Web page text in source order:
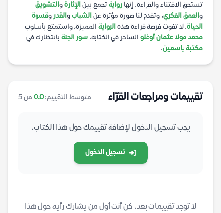
تستحق الاقتناء والقراءة. إنها روايةتجمع بينالإثارةوالتشويق
والعمق الفكري، وتقدم لنا صورة مؤثرة عنالشبابوالقدر وقسوة
الحياة. لا تفوت فرصة قراءة هذهالرواية المميزة، واستمتع بأسلوب
محمد مولا عثمان أوغلو الساحر في الكتابة. سور الجنة بانتظارك في
مكتبة ياسمين.
تقييمات ومراجعات القرّاء متوسط التقييم:0.0 من 5
يجب تسجيل الدخول لإضافة تقييمك حول هذا الكتاب.
تسجيل الدخول
لا توجد تقييمات بعد. كن أنت أول من يشارك رأيه حول هذا